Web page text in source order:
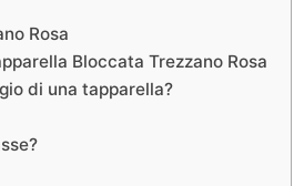
Rosa
Bloccata Trezzano Rosa
di una tapparella?